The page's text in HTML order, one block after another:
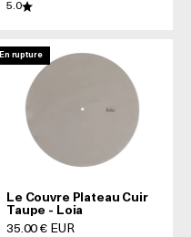
5.0
En rupture
Le Couvre Plateau Cuir
Taupe - Loia
Prix de vente
35.00 € EUR